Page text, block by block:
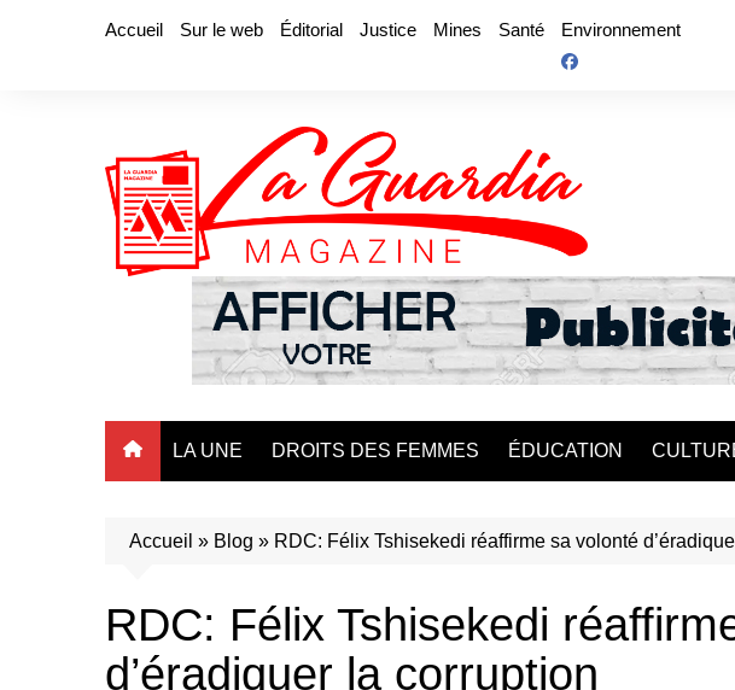
Accueil Sur le web Éditorial Justice Mines Santé Environnement
LA UNE DROITS DES FEMMES ÉDUCATION
Accueil » Blog » RDC: Félix Tshisekedi réaffirme sa volonté
RDC: Félix Tshisekedi
d’éradiquer la corruption